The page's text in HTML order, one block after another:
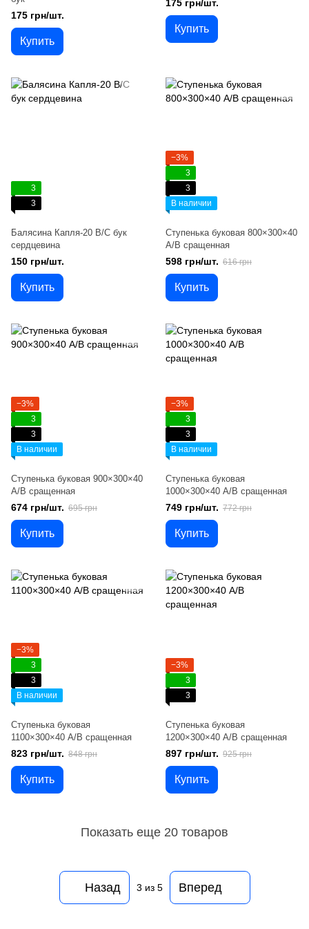
175 грн/шт.
Купить
175 грн/шт.
Купить
3
3
Балясина Капля-20 В/С бук
сердцевина
150 грн/шт.
Купить
−3%
3
3
В наличии
Ступенька буковая 800×300×40
А/В сращенная
598 грн/шт. 616 грн
Купить
−3%
3
3
В наличии
Ступенька буковая 900×300×40
А/В сращенная
674 грн/шт. 695 грн
Купить
−3%
3
3
В наличии
Ступенька буковая
1000×300×40 А/В сращенная
749 грн/шт. 772 грн
Купить
−3%
3
3
В наличии
Ступенька буковая
1100×300×40 А/В сращенная
823 грн/шт. 848 грн
Купить
−3%
3
3
Ступенька буковая
1200×300×40 А/В сращенная
897 грн/шт. 925 грн
Купить
Показать еще 20 товаров
Назад 3 из 5 Вперед